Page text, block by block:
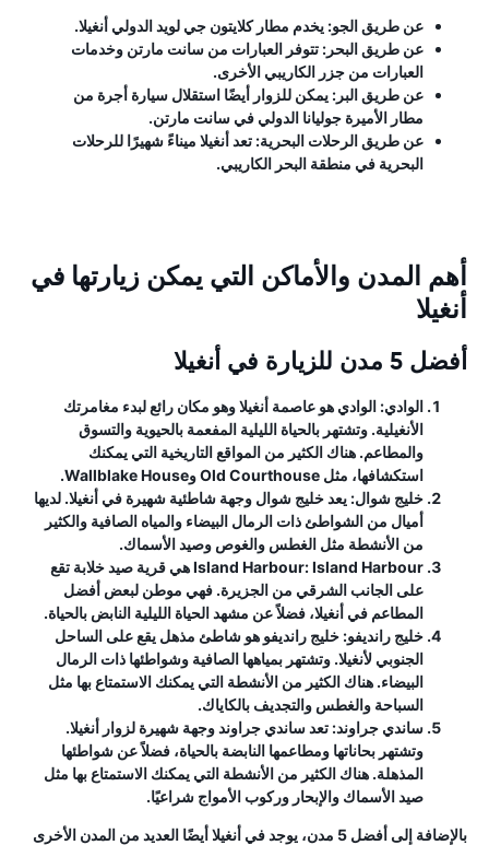
عن طريق الجو: يخدم مطار كلايتون جي لويد الدولي أنغيلا.
عن طريق البحر: تتوفر العبارات من سانت مارتن وخدمات
العبارات من جزر الكاريبي الأخرى.
عن طريق البر: يمكن للزوار أيضًا استقلال سيارة أجرة من
مطار الأميرة جوليانا الدولي في سانت مارتن.
عن طريق الرحلات البحرية: تعد أنغيلا ميناءً شهيرًا للرحلات
البحرية في منطقة البحر الكاريبي.
أهم المدن والأماكن التي يمكن زيارتها في
أنغيلا
أفضل 5 مدن للزيارة في أنغيلا
الوادي: الوادي هو عاصمة أنغيلا وهو مكان رائع لبدء مغامرتك
الأنغيلية. وتشتهر بالحياة الليلية المفعمة بالحيوية والتسوق
والمطاعم. هناك الكثير من المواقع التاريخية التي يمكنك
استكشافها، مثل Old Courthouse وWallblake House.
خليج شوال: يعد خليج شوال وجهة شاطئية شهيرة في أنغيلا. لديها
أميال من الشواطئ ذات الرمال البيضاء والمياه الصافية والكثير
من الأنشطة مثل الغطس والغوص وصيد الأسماك.
Island Harbour:Island Harbour هي قرية صيد خلابة تقع
على الجانب الشرقي من الجزيرة. فهي موطن لبعض أفضل
المطاعم في أنغيلا، فضلاً عن مشهد الحياة الليلية النابض بالحياة.
خليج رانديفو: خليج رانديفو هو شاطئ مذهل يقع على الساحل
الجنوبي لأنغيلا. وتشتهر بمياهها الصافية وشواطئها ذات الرمال
البيضاء. هناك الكثير من الأنشطة التي يمكنك الاستمتاع بها مثل
السباحة والغطس والتجديف بالكاياك.
ساندي جراوند: تعد ساندي جراوند وجهة شهيرة لزوار أنغيلا.
وتشتهر بحاناتها ومطاعمها النابضة بالحياة، فضلاً عن شواطئها
المذهلة. هناك الكثير من الأنشطة التي يمكنك الاستمتاع بها مثل
صيد الأسماك والإبحار وركوب الأمواج شراعيًا.
بالإضافة إلى أفضل 5 مدن، يوجد في أنغيلا أيضًا العديد من المدن الأخرى